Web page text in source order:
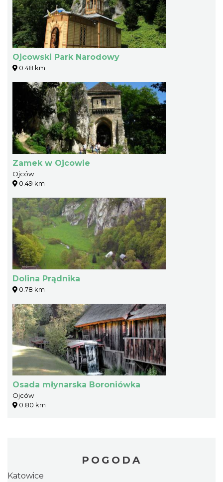
Ojcowski Park Narodowy
0.48 km
Zamek w Ojcowie
Ojców
0.49 km
Dolina Prądnika
0.78 km
Osada młynarska Boroniówka
Ojców
0.80 km
POGODA
Katowice